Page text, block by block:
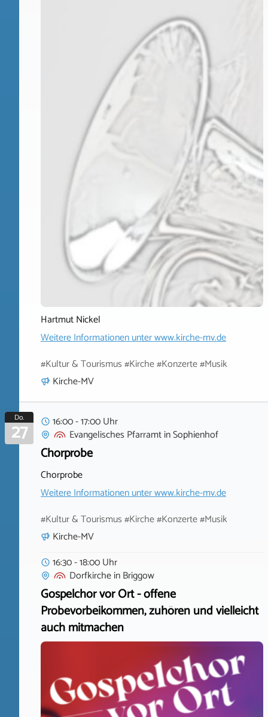
Hartmut Nickel
Weitere Informationen unterwww.kirche-mv.de
#Kultur & Tourismus #Kirche #Konzerte #Musik
Kirche-MV
Do.
27
16:00 - 17:00 Uhr
Evangelisches PfarramtinSophienhof
Chorprobe
Chorprobe
Weitere Informationen unterwww.kirche-mv.de
#Kultur & Tourismus #Kirche #Konzerte #Musik
Kirche-MV
16:30 - 18:00 Uhr
DorfkircheinBriggow
Gospelchor vor Ort - offene
Probevorbeikommen, zuhören und vielleicht
auch mitmachen